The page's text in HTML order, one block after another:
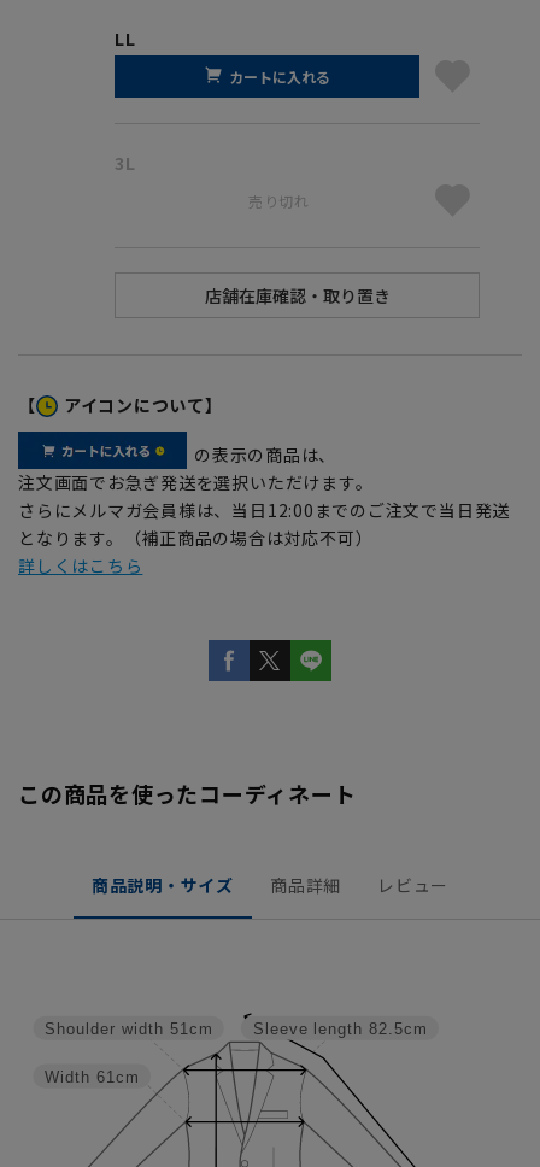
LL
カートに入れる
3L
売り切れ
【 アイコンについて】
の表示の商品は、
注文画面でお急ぎ発送を選択いただけます。
さらにメルマガ会員様は、当日12:00までのご注文で当日発送
となります。（補正商品の場合は対応不可）
詳しくはこちら
この商品を使ったコーディネート
商品説明・サイズ 商品詳細 レビュー
Sleeve length 82.5cm
Width 61cm
Shoulder width 51cm